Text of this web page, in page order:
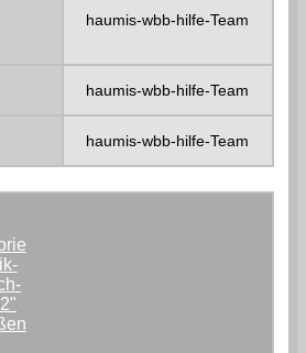
haumis-wbb-hilfe-Team
haumis-wbb-hilfe-Team
haumis-wbb-hilfe-Team